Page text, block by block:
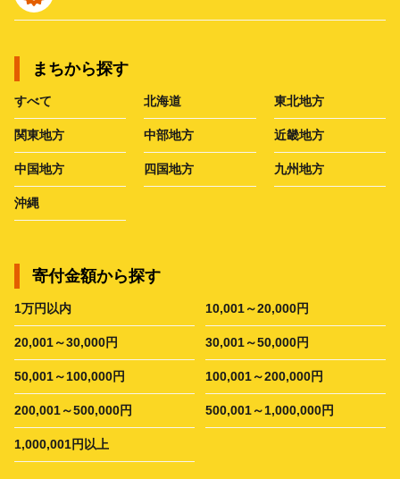
まちから探す
すべて 北海道 東北地方
関東地方 中部地方 近畿地方
中国地方 四国地方 九州地方
沖縄
寄付金額から探す
1万円以内 10,001～20,000円
20,001～30,000円 30,001～50,000円
50,001～100,000円 100,001～200,000円
200,001～500,000円 500,001～1,000,000円
1,000,001円以上